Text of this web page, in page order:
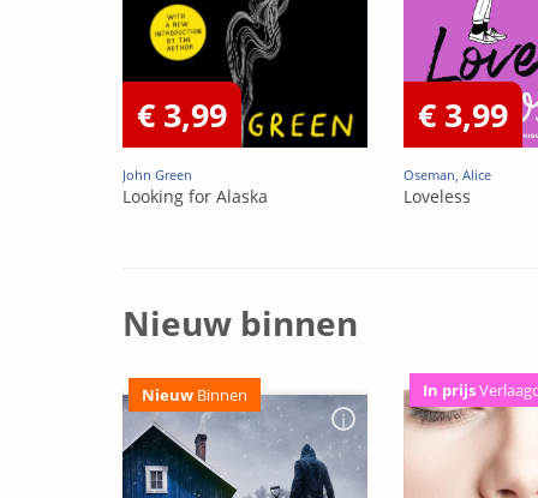
€ 3,99
John Green
Looking for Alaska
€ 3,99
Oseman, Alice
Loveless
Nieuw binnen
Nieuw Binnen In prijs